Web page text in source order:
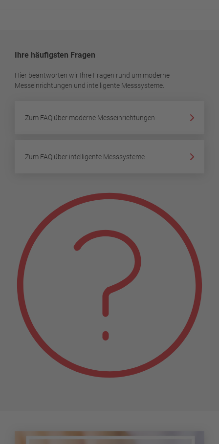
Ihre häufigsten Fragen
Hier beantworten wir Ihre Fragen rund um moderne
Messeinrichtungen und intelligente Messsysteme.
Zum FAQ über moderne Messeinrichtungen
Zum FAQ über intelligente Messsysteme